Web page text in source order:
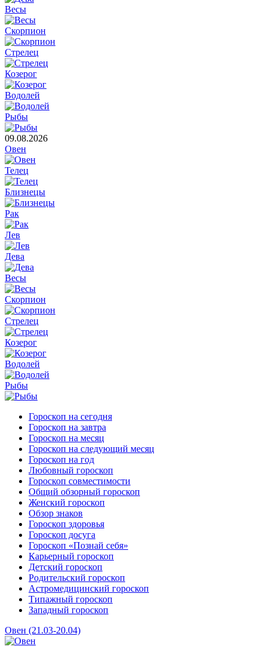
Весы
Скорпион
Стрелец
Козерог
Водолей
Рыбы
09.08.2026
Овен
Телец
Близнецы
Рак
Лев
Дева
Весы
Скорпион
Стрелец
Козерог
Водолей
Рыбы
Гороскоп на сегодня
Гороскоп на завтра
Гороскоп на месяц
Гороскоп на следующий месяц
Гороскоп на год
Любовный гороскоп
Гороскоп совместимости
Общий обзорный гороскоп
Женский гороскоп
Обзор знаков
Гороскоп здоровья
Гороскоп досуга
Гороскоп «Познай себя»
Карьерный гороскоп
Детский гороскоп
Родительский гороскоп
Астромедицинский гороскоп
Типажный гороскоп
Западный гороскоп
Овен (21.03-20.04)